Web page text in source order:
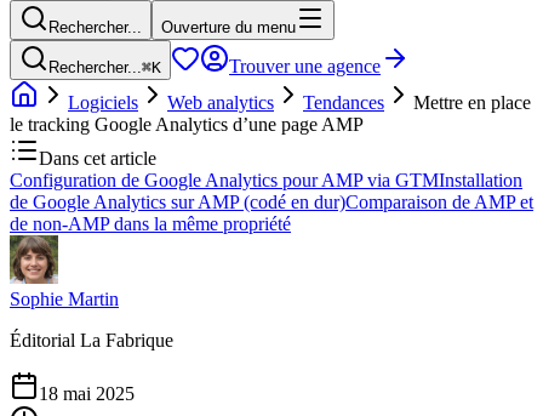
Rechercher... Ouverture du menu
Rechercher...⌘K
Trouver une agence
Logiciels
Web analytics Tendances
Mettre en place
le tracking Google Analytics d’une page AMP
Dans cet article
Configuration de Google Analytics pour AMP via GTMInstallation
de Google Analytics sur AMP (codé en dur)Comparaison de AMP et
de non-AMP dans la même propriété
Sophie Martin
Éditorial La Fabrique
18 mai 2025